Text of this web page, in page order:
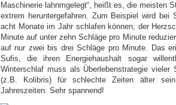
Maschinerie lahnmgelegt“, heißt es, die meisten
extrem heruntergefahren. Zum Beispiel wird bei
acht Monate im Jahr schlafen können, der
Minute auf unter zehn Schläge pro Minute
auf nur zwei bis drei Schläge pro Minute. Das
Sufis, die ihren Energiehaushalt sogar
Winterschlaf muss als Überlebenstrategie vieler
(z.B. Kolibris) für schlechte Zeiten älter
Jahreszeiten. Sehr spannend!